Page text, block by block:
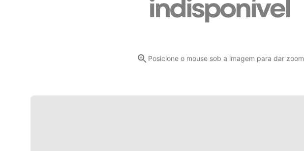
Posicione o mouse sob a imagem para dar zoom